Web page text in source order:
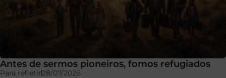
Antes de sermos pioneiros, fomos refugiados
Para refletir28/07/2026